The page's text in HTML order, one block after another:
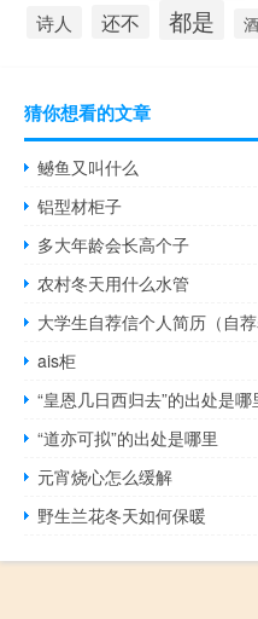
诗人 还不 都是
猜你想看的文章
鳡鱼又叫什么
铝型材柜子
多大年龄会长高个子
农村冬天用什么水管
大学生自荐信个人简历（自荐
ais柜
“皇恩几日西归去”的出处是哪
“道亦可拟”的出处是哪里
元宵烧心怎么缓解
野生兰花冬天如何保暖